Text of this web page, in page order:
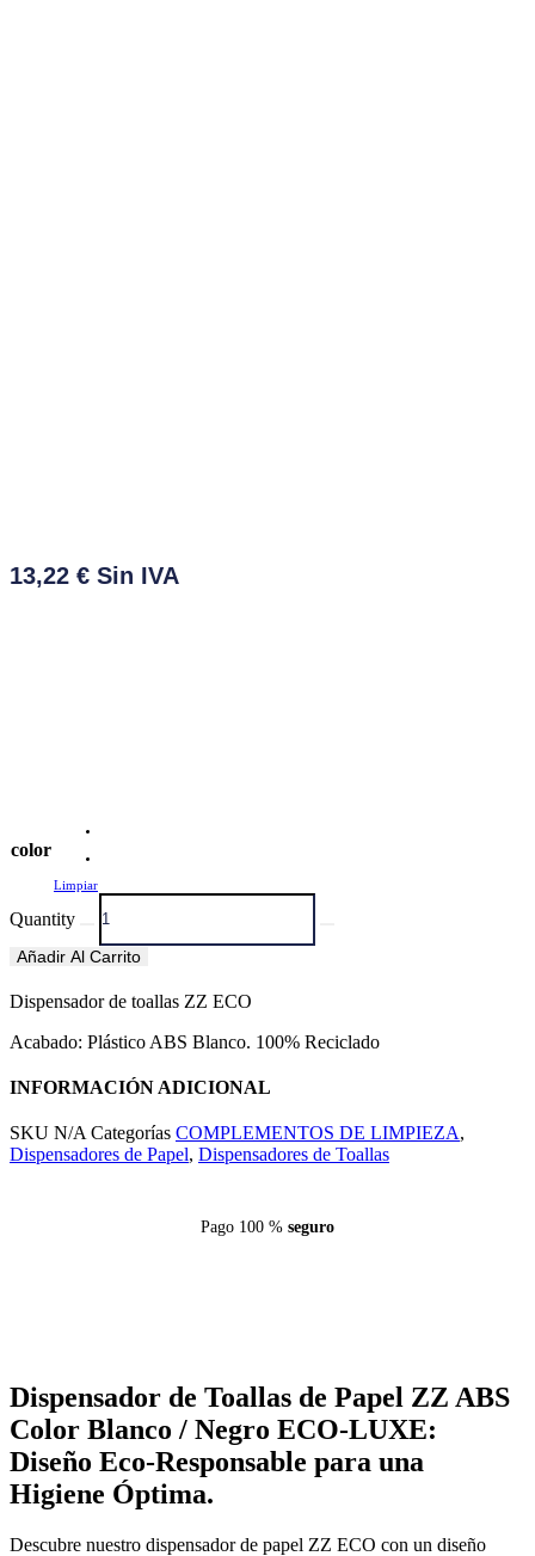
13,22 €
color
Limpiar
Quantity
Añadir Al Carrito
Dispensador de toallas ZZ ECO
Acabado: Plástico ABS Blanco. 100% Reciclado
INFORMACIÓN ADICIONAL
SKU N/A Categorías COMPLEMENTOS DE LIMPIEZA,
Dispensadores de Papel, Dispensadores de Toallas
Pago 100 % seguro
Dispensador de Toallas de Papel ZZ ABS
Color Blanco / Negro ECO-LUXE:
Diseño Eco-Responsable para una
Higiene Óptima.
Descubre nuestro dispensador de papel ZZ ECO con un diseño